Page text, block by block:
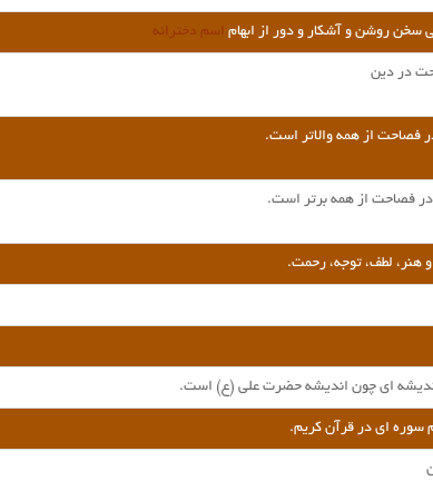
سخن روشن و آشکار و دور از ابهام اسم دخترانه
در دین
فصاحت از همه والاتر است.
فصاحت از همه برتر است.
هنر، لطف، توجه، رحمت.
ای چون اندیشه حضرت علی (ع) است.
سوره ای در قرآن کریم.